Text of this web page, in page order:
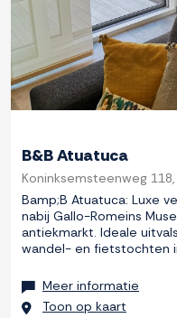
B&B Atuatuca
Koninksemsteenweg
Bamp;B Atuatuca: Luxe
nabij Gallo-Romeins
antiekmarkt. Ideale
wandel- en fietstochten
Meer informatie
Toon op kaart